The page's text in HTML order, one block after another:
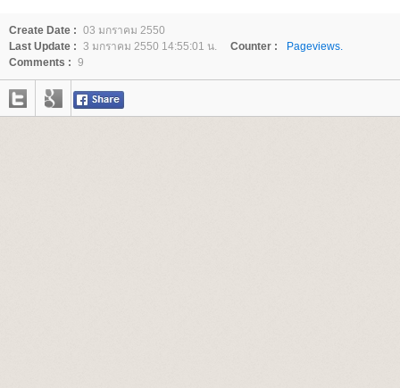
Create Date : 03 มกราคม 2550
Last Update : 3 มกราคม 2550 14:55:01 น. Counter :
Pageviews.
Comments : 9